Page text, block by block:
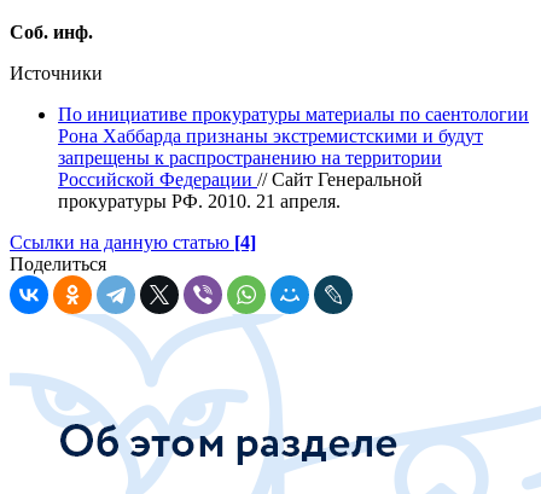
Соб. инф.
Источники
По инициативе прокуратуры материалы по саентологии
Рона Хаббарда признаны экстремистскими и будут
запрещены к распространению на территории
Российской Федерации // Сайт Генеральной
прокуратуры РФ. 2010. 21 апреля.
Ссылки на данную статью [4]
Поделиться